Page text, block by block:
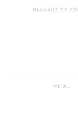
DIAMANT DE
MÉTAL